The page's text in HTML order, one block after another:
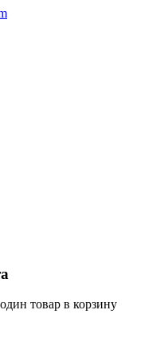
товар в корзину